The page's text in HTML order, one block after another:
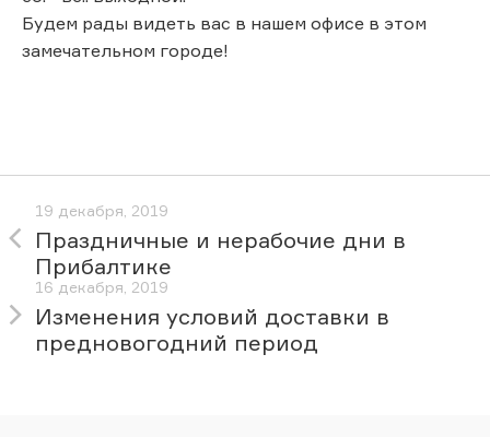
Будем рады видеть вас в нашем офисе в этом
замечательном городе!
19 декабря, 2019
Праздничные и нерабочие дни в
Прибалтике
16 декабря, 2019
Изменения условий доставки в
предновогодний период